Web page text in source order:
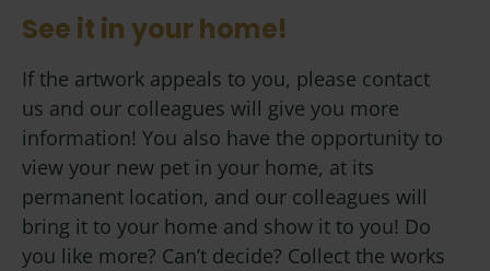
See it in your home!
If the artwork appeals to you, please contact
us and our colleagues will give you more
information! You also have the opportunity to
view your new pet in your home, at its
permanent location, and our colleagues will
bring it to your home and show it to you! Do
you like more? Can’t decide? Collect the works